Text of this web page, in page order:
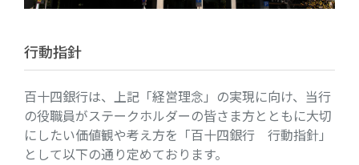
行動指針
百十四銀行は、上記「経営理念」の実現に向け、当行
の役職員がステークホルダーの皆さま方とともに大切
にしたい価値観や考え方を「百十四銀行 行動指針」
として以下の通り定めております。